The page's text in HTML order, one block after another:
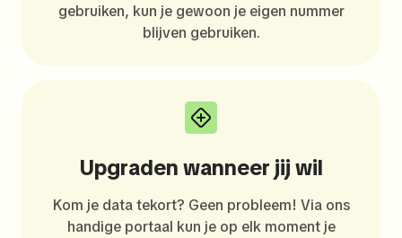
gebruiken, kun je gewoon je eigen nummer
blijven gebruiken.
Upgraden wanneer jij wil
Kom je data tekort? Geen probleem! Via ons
handige portaal kun je op elk moment je